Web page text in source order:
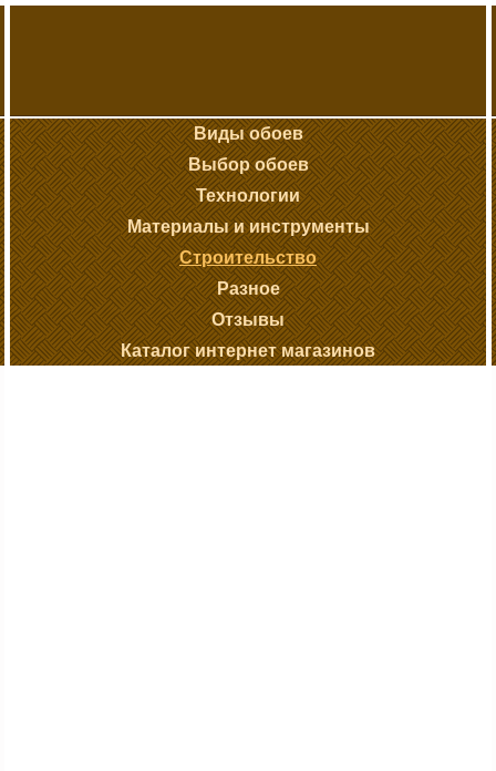
Виды обоев
Выбор обоев
Технологии
Материалы и инструменты
Строительство
Разное
Отзывы
Каталог интернет магазинов